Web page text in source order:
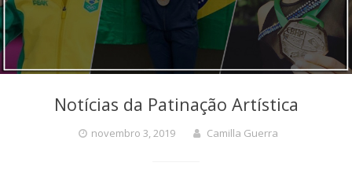
Notícias da Patinação Artística
novembro 3, 2019 Camilla Guerra